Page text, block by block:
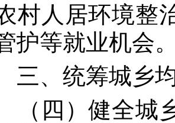
村人居环境整
护等就业机会
三、统筹城乡
（四）健全